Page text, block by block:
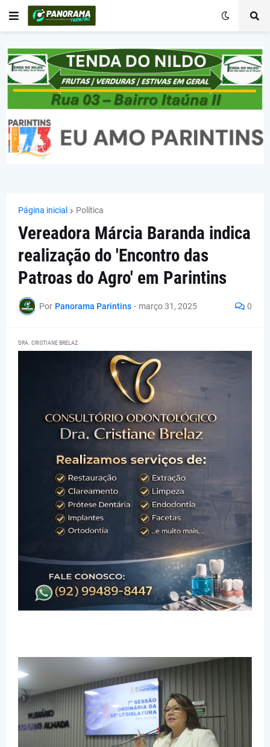
Página inicial Política
Vereadora Márcia Baranda indica
realização do 'Encontro das
Patroas do Agro' em Parintins
Por Panorama Parintins - março 31, 2025 0
DRA. CRISTIANE BRELAZ